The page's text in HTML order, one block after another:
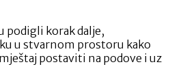
podigli korak dalje,
u stvarnom prostoru kako
postaviti na podove i uz